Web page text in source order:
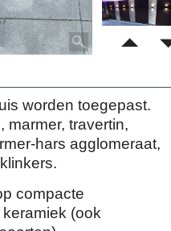
worden toegepast.
marmer, travertin,
hars agglomeraat,
compacte
(ook